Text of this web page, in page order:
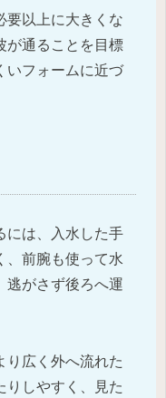
要以上に大きくな
が通ることを目標
いフォームに近づ
には、入水した手
、前腕も使って水
逃がさず後ろへ運
り広く外へ流れた
りしやすく、見た